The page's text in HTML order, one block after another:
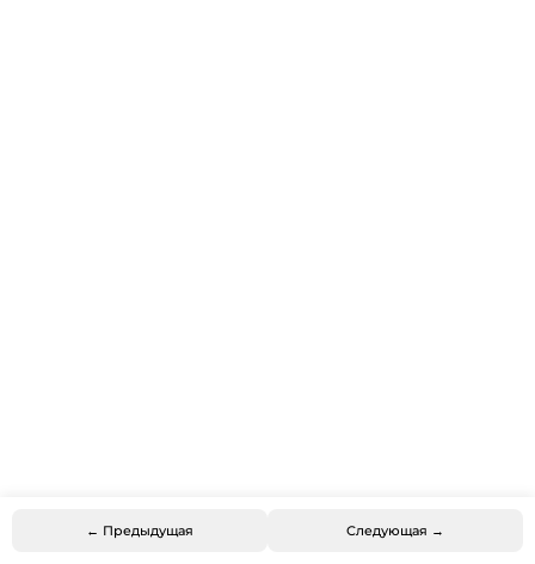
← Предыдущая Следующая →